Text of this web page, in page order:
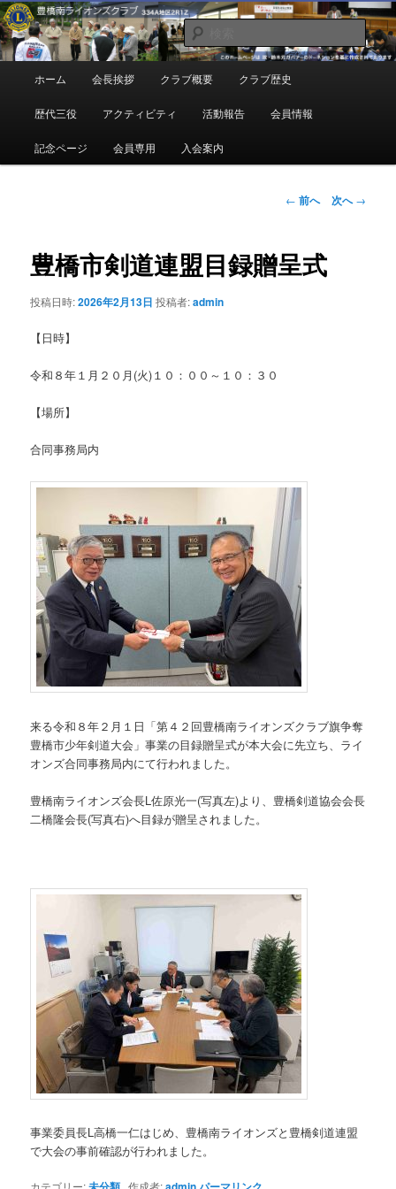
メ
イ
ン
コ
豊橋南ライオンズクラブ
地域奉仕ボランティア
検
索
ュ
ホーム 会長挨拶 クラブ概要 クラブ歴史
歴代三役 アクティビティ 活動報告 会員情報
記念ページ 会員専用 入会案内
投
ビ
ゲ
← 前へ 次へ→
豊橋市剣道連盟目録贈呈式
投稿日時:2026年2月13日 投稿者:admin
【日時】
令和８年１月２０月(火)１０：００～１０：３０
【場所】
合同事務局内
来る令和８年２月１日「第４２回豊橋南ライオンズクラブ旗争奪
豊橋市少年剣道大会」事業の目録贈呈式が本大会に先立ち、ライ
オンズ合同事務局内にて行われました。
豊橋南ライオンズ会長L佐原光一(写真左)より、豊橋剣道協会会長
二橋隆会長(写真右)へ目録が贈呈されました。
事業委員長L高橋一仁はじめ、豊橋南ライオンズと豊橋剣道連盟
で大会の事前確認が行われました。